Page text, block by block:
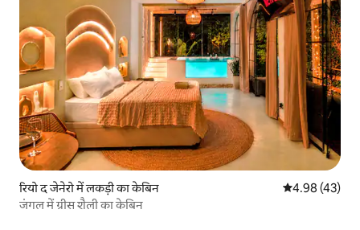
रियो द जेनेरो में लकड़ी का केबिन औसत रेटिंग 5 में
4.98 (43)
जंगल में ग्रीस शैली का केबिन